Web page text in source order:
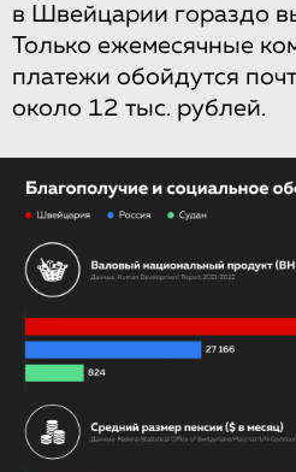
в Швейцарии гораздо
Только ежемесячные
платежи обойдутся
около 12 тыс. рублей.